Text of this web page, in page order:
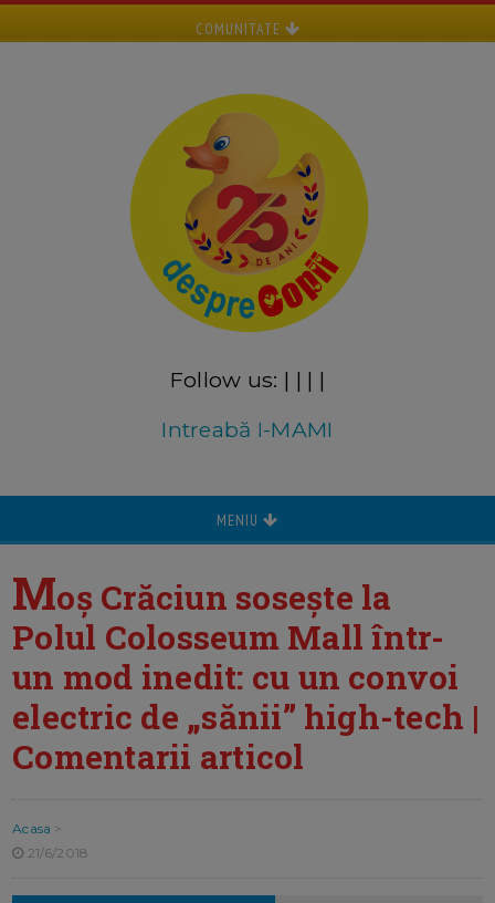
COMUNITATE
Follow us: | | | |
Intreabă I-MAMI
MENIU
Moș Crăciun sosește la
Polul Colosseum Mall într-
un mod inedit: cu un convoi
electric de „sănii” high-tech |
Comentarii articol
Acasa >
21/6/2018